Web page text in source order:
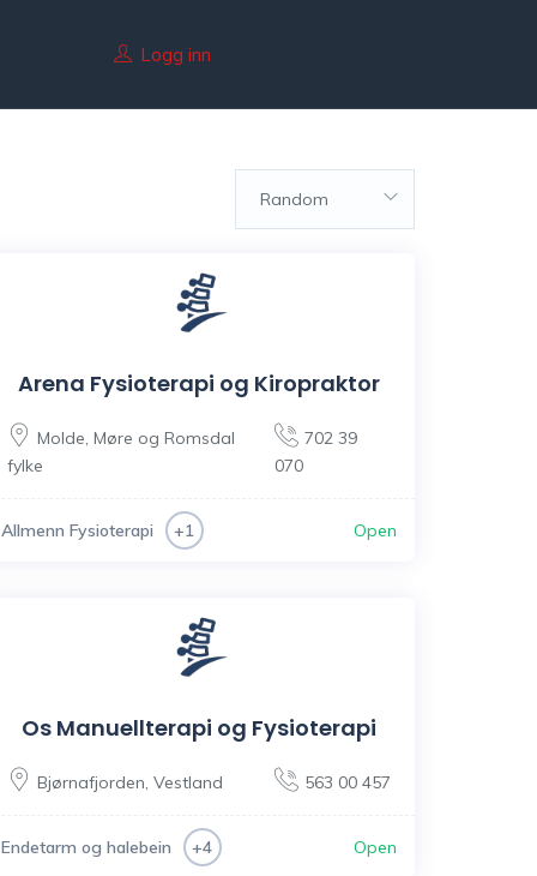
Logg inn
Random
Arena Fysioterapi og Kiropraktor
Molde, Møre og Romsdal
fylke
702 39
070
Allmenn Fysioterapi +1 Open
Os Manuellterapi og Fysioterapi
Bjørnafjorden, Vestland 563 00 457
Endetarm og halebein +4 Open